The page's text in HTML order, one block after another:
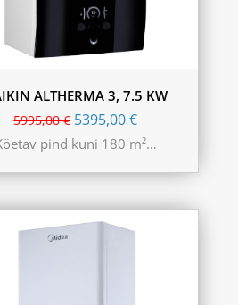
ALTHERMA 3, 7.5 KW
5995,00€ 5395,00€
pind kuni 180 m²…